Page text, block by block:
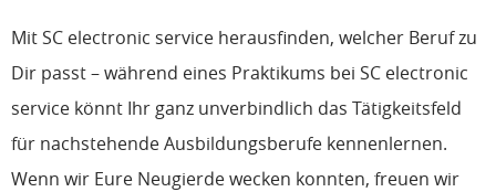
Mit SC electronic service herausfinden, welcher Beruf zu
Dir passt – während eines Praktikums bei SC electronic
service könnt Ihr ganz unverbindlich das Tätigkeitsfeld
für nachstehende Ausbildungsberufe kennenlernen.
Wenn wir Eure Neugierde wecken konnten, freuen wir